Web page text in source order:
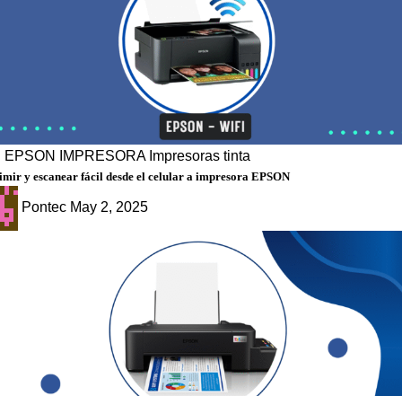
EPSON IMPRESORA Impresoras tinta
y escanear fácil desde el celular a impresora EPSON
Pontec May 2, 2025